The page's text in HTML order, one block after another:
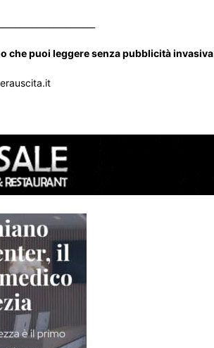
che puoi leggere senza pubblicità invasiva